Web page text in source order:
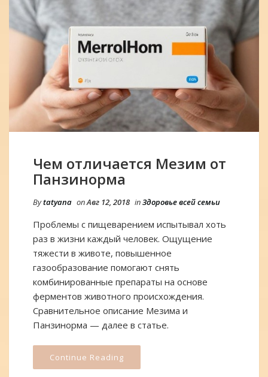
Чем отличается Мезим от
Панзинорма
Bytatyana onАвг 12, 2018 inЗдоровье всей семьи
Проблемы с пищеварением испытывал хоть
раз в жизни каждый человек. Ощущение
тяжести в животе, повышенное
газообразование помогают снять
комбинированные препараты на основе
ферментов животного происхождения.
Сравнительное описание Мезима и
Панзинорма — далее в статье.
Continue Reading